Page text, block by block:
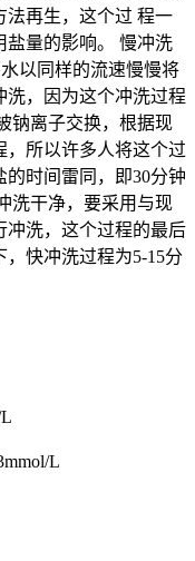
法再生，这个过 程一
盐量的影响。 慢冲洗
以同样的流速慢慢将
，因为这个冲洗过程
钠离子交换，根据现
，所以许多人将这个过
时间雷同，即30分钟
洗干净，要采用与现
冲洗，这个过程的最后
快冲洗过程为5-15分
L